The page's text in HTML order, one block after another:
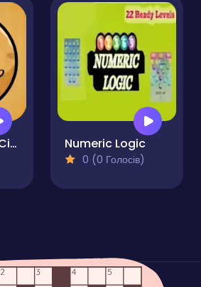
Cherry Inhere-Circle Pong King Numeric Logic
0 (0 Голосів)